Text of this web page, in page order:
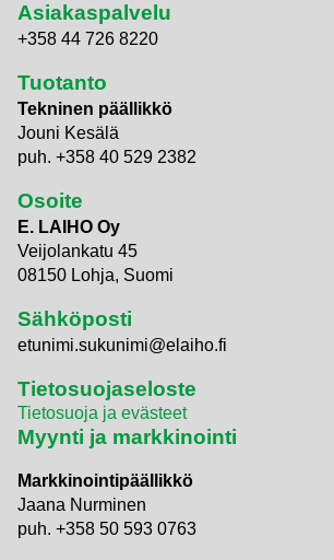
Asiakaspalvelu
+358 44 726 8220
Tuotanto
Tekninen päällikkö
Jouni Kesälä
puh. +358 40 529 2382
Osoite
E. LAIHO Oy
Veijolankatu 45
08150 Lohja, Suomi
Sähköposti
etunimi.sukunimi@elaiho.fi
Tietosuojaseloste
Tietosuoja ja evästeet
Myynti ja markkinointi
Markkinointipäällikkö
Jaana Nurminen
puh. +358 50 593 0763